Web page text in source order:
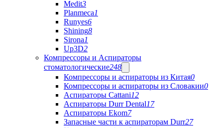
Medit3
Planmeca1
Runyes6
Shining8
Sirona1
Up3D2
Компрессоры и Аспираторы
стоматологические248
Компрессоры и аспираторы из Китая0
Компрессоры и аспираторы из Словакии0
Аспираторы Cattani12
Аспираторы Durr Dental17
Аспираторы Ekom7
Запасные части к аспираторам Durr27